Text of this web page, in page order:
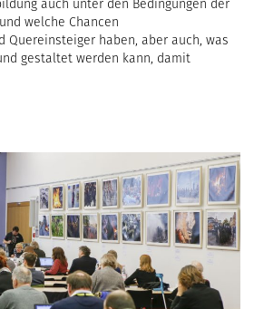
auch unter den Bedingungen der
welche Chancen
Quereinsteiger haben, aber auch, was
gestaltet werden kann, damit